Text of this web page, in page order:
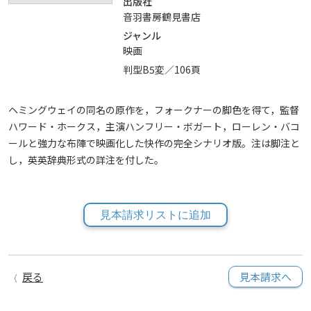
音羽書房鶴見書店
ジャンル
映画
判型B5変／106頁
ヘミングウェイの同名の原作を，フォークナーの脚色を得て，監督
ハワード・ホークス，主演ハンフリー・ボガート，ローレン・バコ
ールと強力な布陣で映画化した快作の完全シナリオ版。注は脚注と
し，英英辞典形式の詳注を付した。
見本請求リストに追加
戻る 見本請求へ